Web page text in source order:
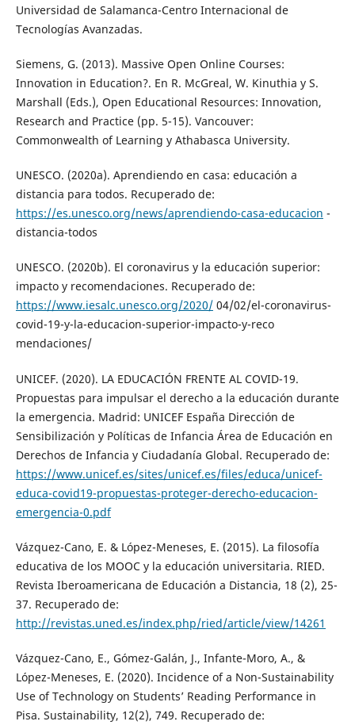
Universidad de Salamanca-Centro Internacional de
Tecnologías Avanzadas.
Siemens, G. (2013). Massive Open Online Courses:
Innovation in Education?. En R. McGreal, W. Kinuthia y S.
Marshall (Eds.), Open Educational Resources: Innovation,
Research and Practice (pp. 5-15). Vancouver:
Commonwealth of Learning y Athabasca University.
UNESCO. (2020a). Aprendiendo en casa: educación a
distancia para todos. Recuperado de:
https://es.unesco.org/news/aprendiendo-casa-educacion -
distancia-todos
UNESCO. (2020b). El coronavirus y la educación superior:
impacto y recomendaciones. Recuperado de:
https://www.iesalc.unesco.org/2020/04/02/el-coronavirus-
covid-19-y-la-educacion-superior-impacto-y-reco
mendaciones/
UNICEF. (2020). LA EDUCACIÓN FRENTE AL COVID-19.
Propuestas para impulsar el derecho a la educación durante
la emergencia. Madrid: UNICEF España Dirección de
Sensibilización y Políticas de Infancia Área de Educación en
Derechos de Infancia y Ciudadanía Global. Recuperado de:
https://www.unicef.es/sites/unicef.es/files/educa/unicef-
educa-covid19-propuestas-proteger-derecho-educacion-
emergencia-0.pdf
Vázquez-Cano, E. & López-Meneses, E. (2015). La filosofía
educativa de los MOOC y la educación universitaria. RIED.
Revista Iberoamericana de Educación a Distancia, 18 (2), 25-
37. Recuperado de:
http://revistas.uned.es/index.php/ried/article/view/14261
Vázquez-Cano, E., Gómez-Galán, J., Infante-Moro, A., &
López-Meneses, E. (2020). Incidence of a Non-Sustainability
Use of Technology on Students’ Reading Performance in
Pisa. Sustainability, 12(2), 749. Recuperado de: